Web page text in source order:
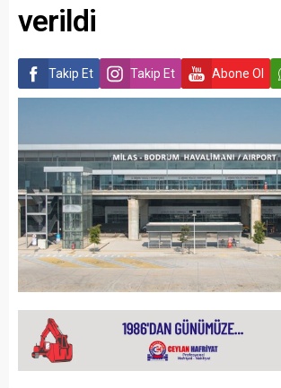
verildi
Takip Et Takip Et Abone Ol